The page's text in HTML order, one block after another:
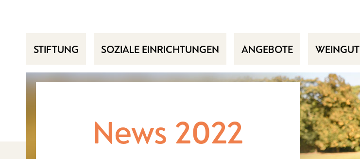
STIFTUNG SOZIALE EINRICHTUNGEN ANGEBOTE WEINGUT
News 2022